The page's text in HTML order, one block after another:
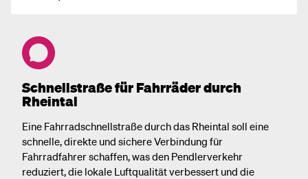
Schnellstraße für Fahrräder durch
Rheintal
Eine Fahrradschnellstraße durch das Rheintal soll eine
schnelle, direkte und sichere Verbindung für
Fahrradfahrer schaffen, was den Pendlerverkehr
reduziert, die lokale Luftqualität verbessert und die